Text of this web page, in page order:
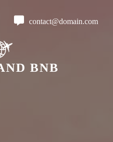
contact@domain.com
BNB